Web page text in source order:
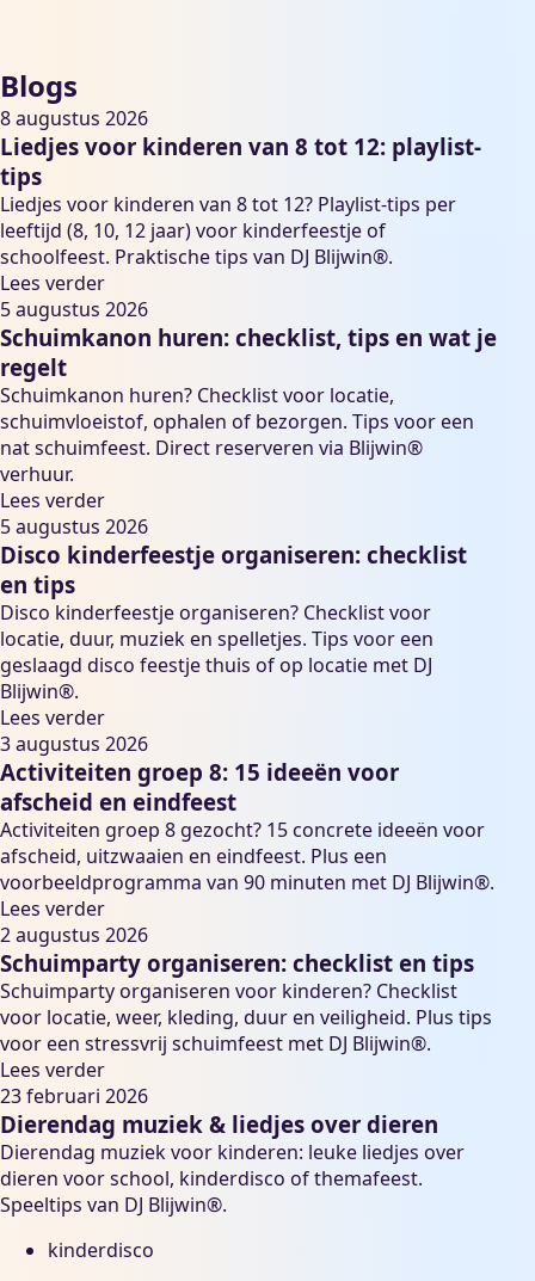
Blogs
8 augustus 2026
Liedjes voor kinderen van 8 tot 12: playlist-
tips
Liedjes voor kinderen van 8 tot 12? Playlist-tips per
leeftijd (8, 10, 12 jaar) voor kinderfeestje of
schoolfeest. Praktische tips van DJ Blijwin®.
Lees verder
5 augustus 2026
Schuimkanon huren: checklist, tips en wat je
regelt
Schuimkanon huren? Checklist voor locatie,
schuimvloeistof, ophalen of bezorgen. Tips voor een
nat schuimfeest. Direct reserveren via Blijwin®
verhuur.
Lees verder
5 augustus 2026
Disco kinderfeestje organiseren: checklist
en tips
Disco kinderfeestje organiseren? Checklist voor
locatie, duur, muziek en spelletjes. Tips voor een
geslaagd disco feestje thuis of op locatie met DJ
Blijwin®.
Lees verder
3 augustus 2026
Activiteiten groep 8: 15 ideeën voor
afscheid en eindfeest
Activiteiten groep 8 gezocht? 15 concrete ideeën voor
afscheid, uitzwaaien en eindfeest. Plus een
voorbeeldprogramma van 90 minuten met DJ Blijwin®.
Lees verder
2 augustus 2026
Schuimparty organiseren: checklist en tips
Schuimparty organiseren voor kinderen? Checklist
voor locatie, weer, kleding, duur en veiligheid. Plus tips
voor een stressvrij schuimfeest met DJ Blijwin®.
Lees verder
23 februari 2026
Dierendag muziek & liedjes over dieren
Dierendag muziek voor kinderen: leuke liedjes over
dieren voor school, kinderdisco of themafeest.
Speeltips van DJ Blijwin®.
kinderdisco